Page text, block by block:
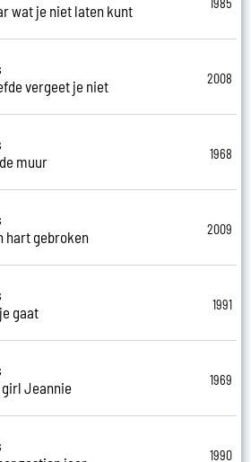
wat je niet laten kunt
vergeet je niet
2008
muur
1968
hart gebroken
2009
gaat
1991
Jeannie
1969
1990